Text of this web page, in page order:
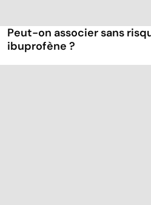
Peut-on associer sans
ibuprofène ?